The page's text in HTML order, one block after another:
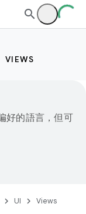
VIEWS
好的語言，但可
UI Views